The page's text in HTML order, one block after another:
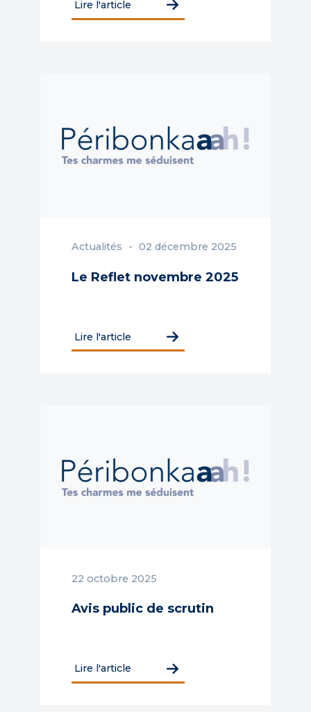
Lire l'article
Actualités 02 décembre 2025
Le Reflet novembre 2025
Lire l'article
22 octobre 2025
Avis public de scrutin
Lire l'article